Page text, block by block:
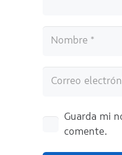
Guarda mi
comente.